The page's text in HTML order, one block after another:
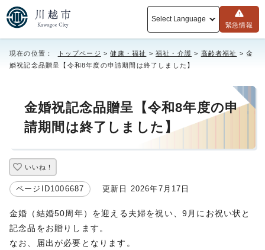
Select Language
緊急情報
現在の位置： トップページ >健康・福祉 >福祉・介護 > 高齢者福祉 > 金
婚祝記念品贈呈【令和8年度の申請期間は終了しました】
金婚祝記念品贈呈【令和8年度の申
請期間は終了しました】
いいね！
ページID1006687 更新日 2026年7月17日
金婚（結婚50周年）を迎える夫婦を祝い、9月にお祝い状と
記念品をお贈りします。
なお、届出が必要となります。